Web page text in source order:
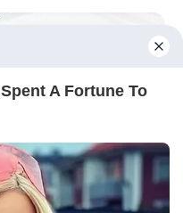
HUBUNGI KAMI IKLAN